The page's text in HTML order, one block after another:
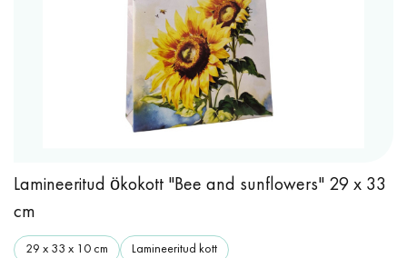
Lamineeritud ökokott "Bee and sunflowers" 29 x 33
cm
29 x 33 x 10 cm Lamineeritud kott